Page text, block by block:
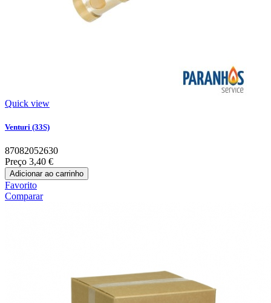
Quick view
Venturi (33S)
87082052630
Preço 3,40 €
Adicionar ao carrinho
Favorito
Comparar